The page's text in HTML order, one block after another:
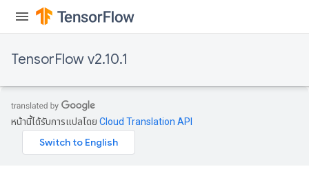
TensorFlow v2.10.1
หน้านี้ได้รับการแปลโดย Cloud Translation API